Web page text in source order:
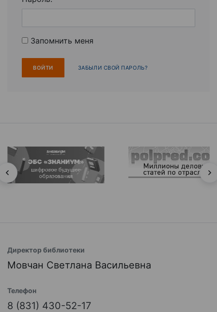
Запомнить меня
ЗАБЫЛИ СВОЙ ПАРОЛЬ?
Директор библиотеки
Мовчан Светлана Васильевна
Телефон
8 (831) 430-52-17